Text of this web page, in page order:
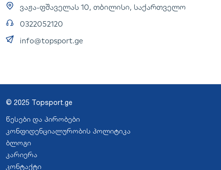
ვაჟა-ფშაველას 10, თბილისი, საქართველო
0322052120
info@topsport.ge
© 2025 Topsport.ge
წესები და პირობები
კონფიდენციალურობის პოლიტიკა
ბლოგი
კარიერა
კონტაქტი